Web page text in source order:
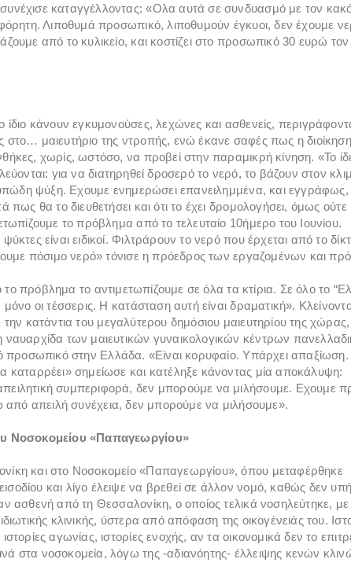
καταγγέλλοντας: «Ολα αυτά σε συνδυασμό με τον
Λιποθυμά προσωπικό, λιποθυμούν έγκυοι, δεν έχουμε
από το κυλικείο, και κοστίζει στο προσωπικό 30 ευρώ
κάνουν εγκυμονούσες, λεχώνες και ασθενείς,
μαιευτήριο της ντροπής, ενώ έκανε σαφές πως η διοίκηση
χωρίς, ωστόσο, να προβεί στην παραμικρή κίνηση. «Το
για να διατηρηθεί δροσερό το νερό, το βάζουν στον
ψύξη. Εχουμε ενημερώσει επανειλημμένα, και εγγράφως,
πως θα το διευθετήσει και ότι το έχει δρομολογήσει, όμως ούτε
το πρόβλημα από το τελευταίο 10ήμερο του Ιουνίου.
είναι ειδικοί. Φιλτράρουν το νερό που έρχεται από το
πόσιμο νερό» τόνισε η πρόεδρος των εργαζομένων και
το πρόβλημα το αντιμετωπίζουμε σε όλα τα κτίρια. Σε όλο το
οι τέσσερις. Η κατάσταση αυτή είναι δραματική».
κατάντια του μεγαλύτερου δημόσιου μαιευτηρίου της χώρας,
των μαιευτικών γυναικολογικών κέντρων
προσωπικό στην Ελλάδα. «Είναι κορυφαίο. Υπάρχει απαξίωση.
καταρρέει» σημείωσε και κατέληξε κάνοντας μία αποκάλυψη:
συμπεριφορά, δεν μπορούμε να μιλήσουμε. Εχουμε
από απειλή συνέχεια, δεν μπορούμε να μιλήσουμε».
Νοσοκομείου «Παπαγεωργίου»
και στο Νοσοκομείο «Παπαγεωργίου», όπου μεταφέρθηκε
και λίγο έλειψε να βρεθεί σε άλλον νομό, καθώς δεν
ασθενή από τη Θεσσαλονίκη, ο οποίος τελικά νοσηλεύτηκε, με
κλινικής, ύστερα από απόφαση της οικογένειάς του.
αγωνίας, ιστορίες ενοχής, αν τα οικονομικά δεν το
στα νοσοκομεία, λόγω της -αδιανόητης- έλλειψης κενών